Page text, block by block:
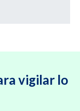
vigilar lo